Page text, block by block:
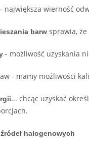
- największa wierność
barw sprawia,
- możliwość uzyskania
- mamy możliwości
... chcąc uzyskać
halogenowych